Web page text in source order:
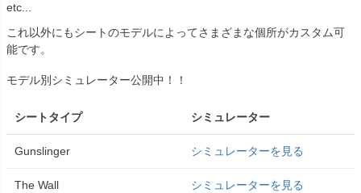
etc...
これ以外にもシートのモデルによってさまざまな個所がカスタム可
能です。
モデル別シミュレーター公開中！！
シートタイプ シミュレーター
Gunslinger シミュレーターを見る
The Wall シミュレーターを見る